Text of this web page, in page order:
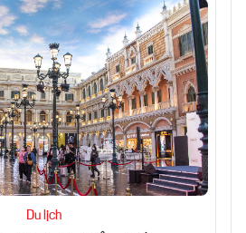
Du lịch